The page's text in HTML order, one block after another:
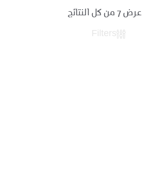
عرض ⁦7⁩ من كل النتائج
Filters